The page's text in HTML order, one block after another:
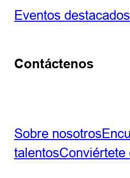
Eventos destacados
Contáctenos
Sobre nosotros
talentosConviértete